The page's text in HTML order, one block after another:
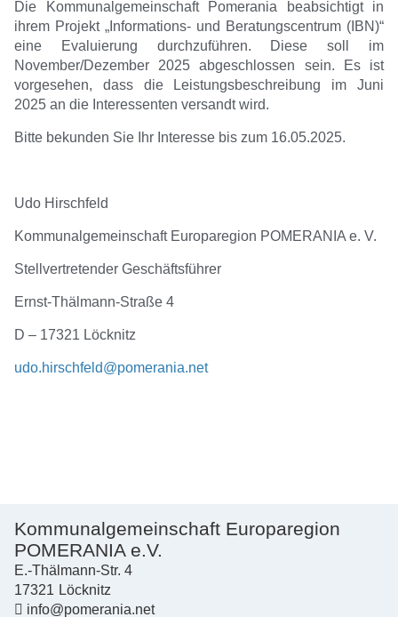
Die Kommunalgemeinschaft Pomerania beabsichtigt in
ihrem Projekt „Informations- und Beratungscentrum (IBN)“
eine Evaluierung durchzuführen. Diese soll im
November/Dezember 2025 abgeschlossen sein. Es ist
vorgesehen, dass die Leistungsbeschreibung im Juni
2025 an die Interessenten versandt wird.
Bitte bekunden Sie Ihr Interesse bis zum 16.05.2025.
Udo Hirschfeld
Kommunalgemeinschaft Europaregion POMERANIA e. V.
Stellvertretender Geschäftsführer
Ernst-Thälmann-Straße 4
D – 17321 Löcknitz
udo.hirschfeld@pomerania.net
Kommunalgemeinschaft Europaregion
POMERANIA e.V.
E.-Thälmann-Str. 4
17321 Löcknitz
info@pomerania.net